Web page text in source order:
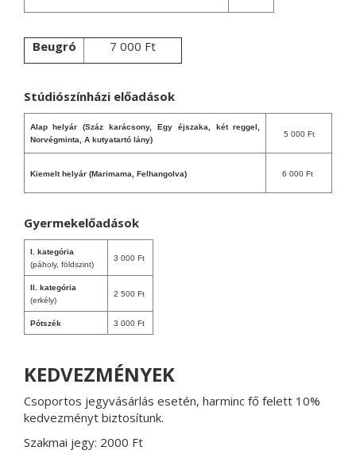
Beugró 7 000 Ft
Stúdiószínházi előadások
Alap helyár (Száz karácsony, Egy éjszaka, két reggel,
Norvégminta, A kutyatartó lány)
5 000 Ft
Kiemelt helyár (Marimama, Felhangolva) 6 000 Ft
Gyermekelőadások
I. kategória
(páholy, földszint)
3 000 Ft
II. kategória
(erkély)
2 500 Ft
Pótszék 3 000 Ft
KEDVEZMÉNYEK
Csoportos jegyvásárlás esetén, harminc fő felett 10%
kedvezményt biztosítunk.
Szakmai jegy: 2000 Ft